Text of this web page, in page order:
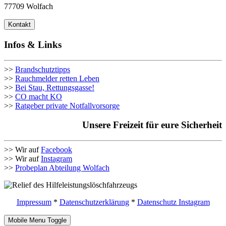
77709 Wolfach
Kontakt
Infos & Links
>> Brandschutztipps
>> Rauchmelder retten Leben
>> Bei Stau, Rettungsgasse!
>> CO macht KO
>> Ratgeber private Notfallvorsorge
Unsere Freizeit für eure Sicherheit
>> Wir aufFacebook
>> Wir aufInstagram
>> Probeplan Abteilung Wolfach
Impressum* Datenschutzerklärung* Datenschutz Instagram
Mobile Menu Toggle